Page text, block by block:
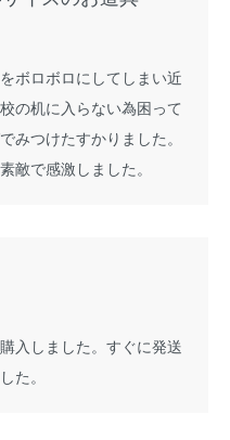
ボロボロにしてしまい近
の机に入らない為困って
みつけたすかりました。
敵で感激しました。
入しました。すぐに発送
た。